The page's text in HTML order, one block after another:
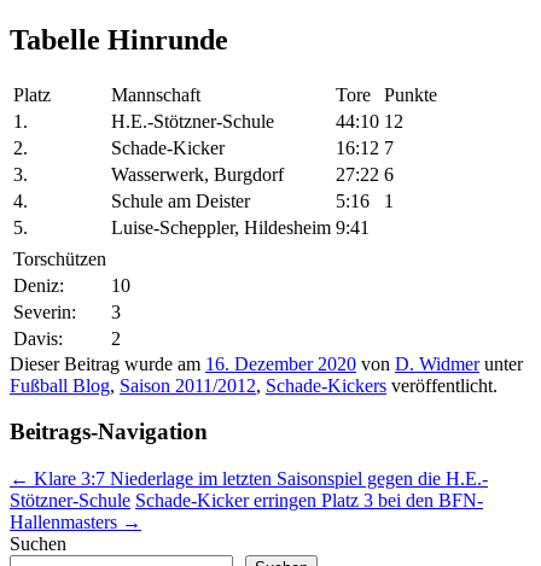
Tabelle Hinrunde
Platz Mannschaft Tore
Punkte
1.
H.E.-Stötzner-Schule 44:10 12
2.
Schade-Kicker 16:12 7
3.
Wasserwerk, Burgdorf 27:22 6
4.
Schule am Deister 5:16
1
5.
Luise-Scheppler, Hildesheim 9:41
Torschützen
Deniz:
10
Severin:
3
Davis:
2
Dieser Beitrag wurde am 16. Dezember 2020 von D. Widmerunter
Fußball Blog, Saison 2011/2012, Schade-Kickers veröffentlicht.
Beitrags-Navigation
← Klare 3:7 Niederlage im letzten Saisonspiel gegen die H.E.-
Stötzner-Schule Schade-Kicker erringen Platz 3 bei den BFN-
Hallenmasters →
Suchen